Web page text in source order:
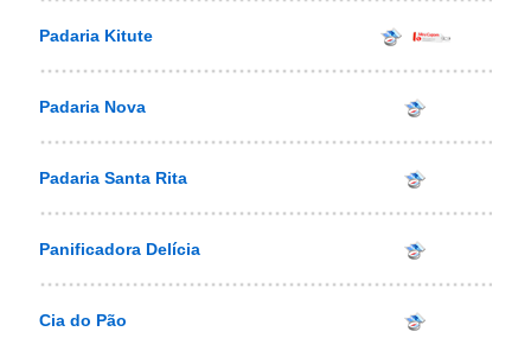
Padaria Kitute
Padaria Nova
Padaria Santa Rita
Panificadora Delícia
Cia do Pão